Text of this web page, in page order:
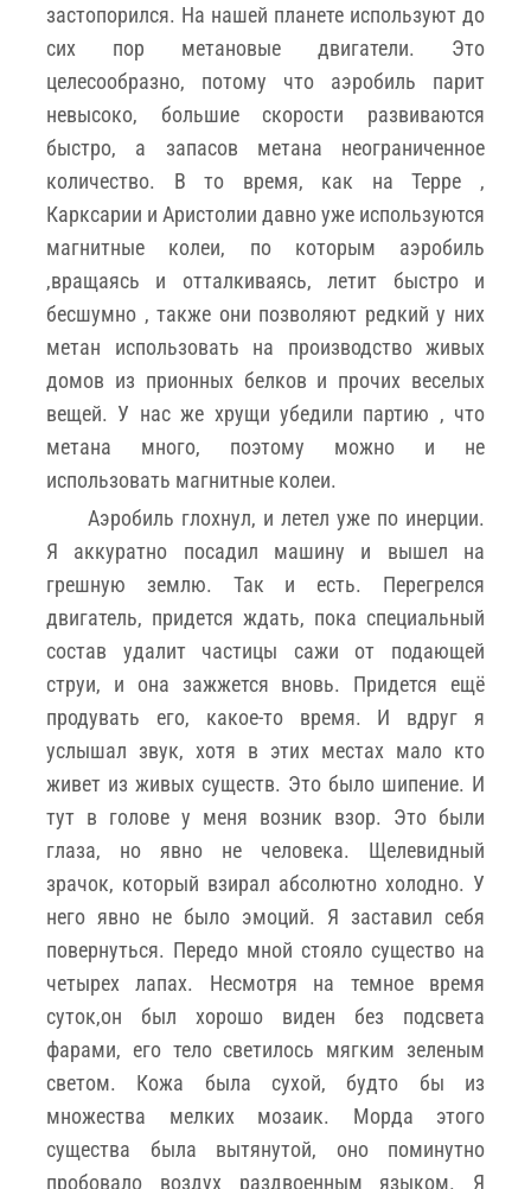
застопорился. На нашей планете используют до
сих пор метановые двигатели. Это
целесообразно, потому что аэробиль парит
невысоко, большие скорости развиваются
быстро, а запасов метана неограниченное
количество. В то время, как на Терре ,
Карксарии и Аристолии давно уже используются
магнитные колеи, по которым аэробиль
,вращаясь и отталкиваясь, летит быстро и
бесшумно , также они позволяют редкий у них
метан использовать на производство живых
домов из прионных белков и прочих веселых
вещей. У нас же хрущи убедили партию , что
метана много, поэтому можно и не
использовать магнитные колеи.
Аэробиль глохнул, и летел уже по инерции.
Я аккуратно посадил машину и вышел на
грешную землю. Так и есть. Перегрелся
двигатель, придется ждать, пока специальный
состав удалит частицы сажи от подающей
струи, и она зажжется вновь. Придется ещё
продувать его, какое-то время. И вдруг я
услышал звук, хотя в этих местах мало кто
живет из живых существ. Это было шипение. И
тут в голове у меня возник взор. Это были
глаза, но явно не человека. Щелевидный
зрачок, который взирал абсолютно холодно. У
него явно не было эмоций. Я заставил себя
повернуться. Передо мной стояло существо на
четырех лапах. Несмотря на темное время
суток,он был хорошо виден без подсвета
фарами, его тело светилось мягким зеленым
светом. Кожа была сухой, будто бы из
множества мелких мозаик. Морда этого
существа была вытянутой, оно поминутно
пробовало воздух раздвоенным языком. Я